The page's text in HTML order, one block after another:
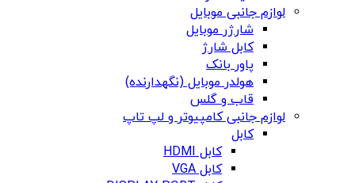
لوازم جانبی موبایل
شارژر موبایل
کابل شارژ
پاور بانک
هولدر موبایل (نگهدارنده)
قاب و گلس
لوازم جانبی کامپیوتر و لپ تاپ
کابل
کابل HDMI
کابل VGA